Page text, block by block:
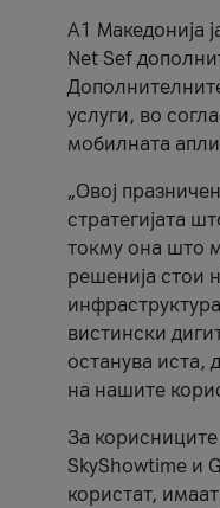
А1 Македонија
Net Sef
услуги, во
мобилната
„Овој
стратегијата
токму она што
решенија стои
вистински
останува иста,
на нашите
За
SkyShowtime и
користат,